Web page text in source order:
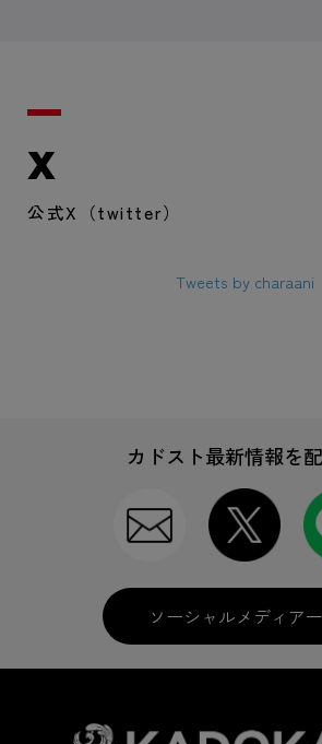
X
公式X（twitter）
Tweets by charaani
カドスト最新情報を
ソーシャルメディア